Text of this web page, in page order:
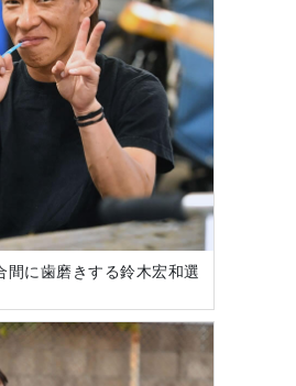
間に歯磨きする鈴木宏和選